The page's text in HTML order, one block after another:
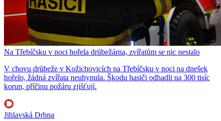
Na Třebíčsku v noci hořela drůbežárna, zvířatům se nic nestalo
V chovu drůbeže v Kožichovicích na Třebíčsku v noci na dnešek
hořelo, žádná zvířata neuhynula. Škodu hasiči odhadli na 300 tisíc
korun, příčinu požáru zjišťují.
Jihlavská Drbna